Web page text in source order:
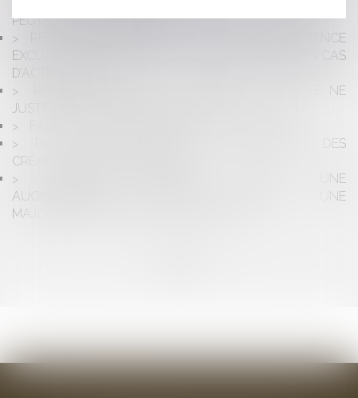
PEUT COÛTER TRÈS CHER
RÉVOCATION D’UN GÉRANT DE SARL : COMPÉTENCE
EXCLUSIVE DU TRIBUNAL DE COMMERCE MÊME EN CAS
D’ACTIVITÉ CIVILE
RÉSEAUX DE SOINS : LA LIBERTÉ SYNDICALE NE
JUSTIFIE PAS L’APPEL AU BOYCOTT
PAS DE SUSPENSION DE LA PRESCRIPTION DES
CRÉANCES ENTRE CONCUBINS
ASSEMBLÉE GÉNÉRALE DE SARL : UNE
AUGMENTATION DE CAPITAL ADOPTÉE À UNE
MAJORITÉ DE 60% DES VOIX EST NULLE